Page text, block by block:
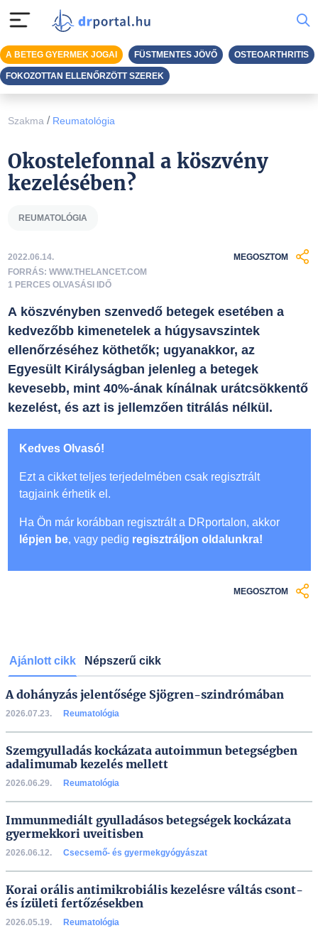
Szakma / Reumatológia
Okostelefonnal a köszvény
kezelésében?
REUMATOLÓGIA
2022.06.14.
FORRÁS: WWW.THELANCET.COM
1 PERCES OLVASÁSI IDŐ
MEGOSZTOM
A köszvényben szenvedő betegek esetében a
kedvezőbb kimenetelek a húgysavszintek
ellenőrzéséhez köthetők; ugyanakkor, az
Egyesült Királyságban jelenleg a betegek
kevesebb, mint 40%-ának kínálnak urátcsökkentő
kezelést, és azt is jellemzően titrálás nélkül.
Kedves Olvasó!
Ezt a cikket teljes terjedelmében csak regisztrált
tagjaink érhetik el.
Ha Ön már korábban regisztrált a DRportalon, akkor
lépjen be, vagy pedig regisztráljon oldalunkra!
MEGOSZTOM
Ajánlott cikk Népszerű cikk
A dohányzás jelentősége Sjögren-szindrómában
2026.07.23. Reumatológia
Szemgyulladás kockázata autoimmun betegségben
adalimumab kezelés mellett
2026.06.29. Reumatológia
Immunmediált gyulladásos betegségek kockázata
gyermekkori uveitisben
2026.06.12. Csecsemő- és gyermekgyógyászat
Korai orális antimikrobiális kezelésre váltás csont-
és ízületi fertőzésekben
2026.05.19. Reumatológia
A BETEG GYERMEK JOGAI FÜSTMENTES JÖVŐ OSTEOARTHRITIS
FOKOZOTTAN ELLENŐRZÖTT SZEREK